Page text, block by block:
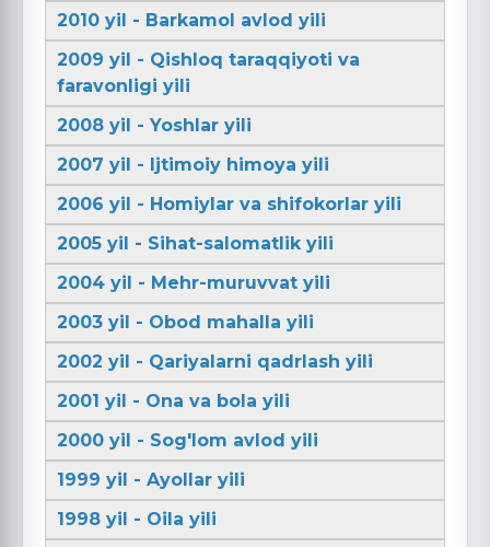
2010 yil - Barkamol avlod yili
2009 yil - Qishloq taraqqiyoti va
faravonligi yili
2008 yil - Yoshlar yili
2007 yil - Ijtimoiy himoya yili
2006 yil - Homiylar va shifokorlar yili
2005 yil - Sihat-salomatlik yili
2004 yil - Mehr-muruvvat yili
2003 yil - Obod mahalla yili
2002 yil - Qariyalarni qadrlash yili
2001 yil - Ona va bola yili
2000 yil - Sog'lom avlod yili
1999 yil - Ayollar yili
1998 yil - Oila yili